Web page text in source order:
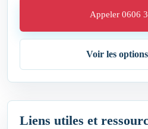
Appeler 0606
Voir les
Liens utiles et